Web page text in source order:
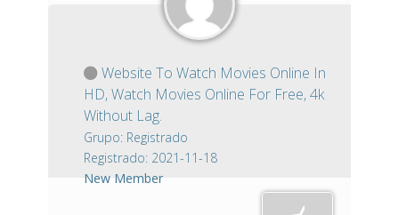
Website To Watch Movies Online In
HD, Watch Movies Online For Free, 4k
Without Lag.
Grupo: Registrado
Registrado: 2021-11-18
New Member